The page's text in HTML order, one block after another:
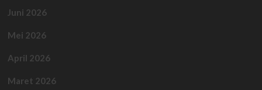
Juni 2026
Mei 2026
April 2026
Maret 2026